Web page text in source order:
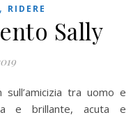
, RIDERE
Sally
tra uomo e
e brillante, acuta e